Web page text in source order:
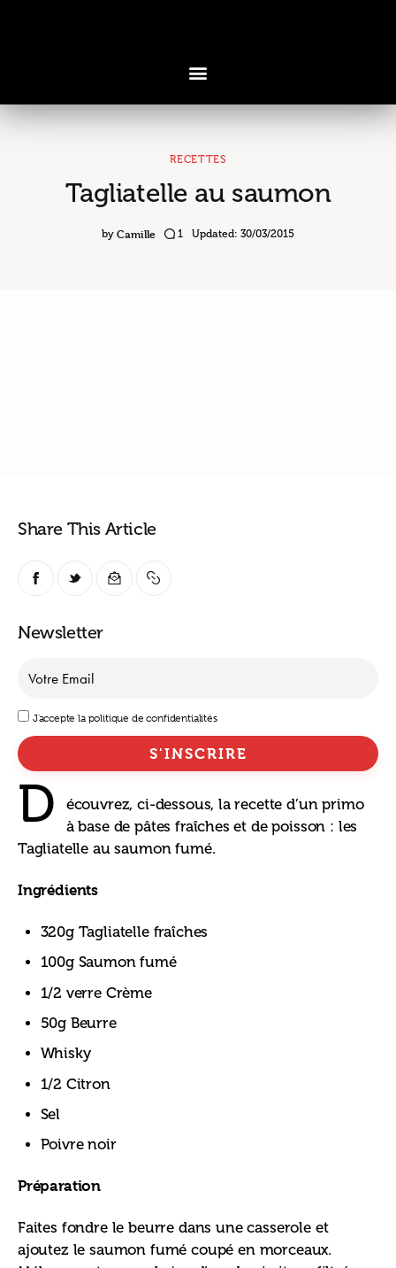
Voyages & Saveurs
Art & Design
RECETTES
Tagliatelle au saumon
by Camille 1 Updated: 30/03/2015
Share This Article
Newsletter
J'accepte la politique de confidentialités
D
écouvrez, ci-dessous, la recette d’un primo
à base de pâtes fraîches et de poisson : les
Tagliatelle au saumon fumé.
Ingrédients
320g Tagliatelle fraîches
100g Saumon fumé
1/2 verre Crème
50g Beurre
Whisky
1/2 Citron
Sel
Poivre noir
Préparation
Faites fondre le beurre dans une casserole et
ajoutez le saumon fumé coupé en morceaux.